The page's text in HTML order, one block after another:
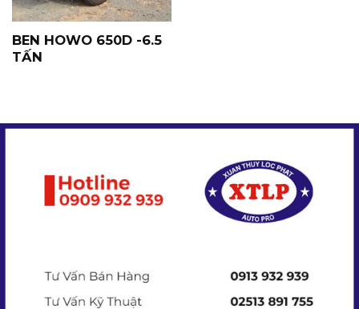
BEN HOWO 650D -6.5
TẤN